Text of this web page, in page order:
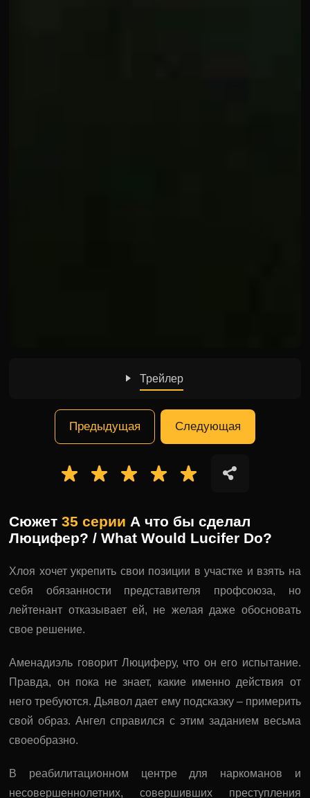
Трейлер
Предыдущая Следующая
Сюжет35 серии А что бы сделал
Люцифер? / What Would Lucifer Do?
Хлоя хочет укрепить свои позиции в участке и взять на
себя обязанности представителя профсоюза, но
лейтенант отказывает ей, не желая даже обосновать
свое решение.
Аменадиэль говорит Люциферу, что он его испытание.
Правда, он пока не знает, какие именно действия от
него требуются. Дьявол дает ему подсказку – примерить
свой образ. Ангел справился с этим заданием весьма
своеобразно.
В реабилитационном центре для наркоманов и
несовершеннолетних, совершивших преступления